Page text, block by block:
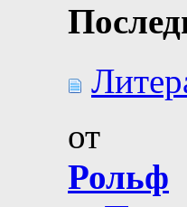
от
Рольф